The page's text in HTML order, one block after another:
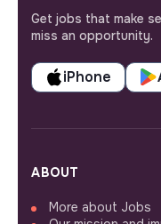
Get jobs that make
miss an opportunity.
iPhone
ABOUT
More about Jobs